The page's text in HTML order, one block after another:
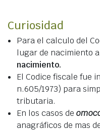
Curiosidad
Para el calculo del
lugar de nacimiento
nacimiento.
El Codice fiscale fue
n.605/1973) para
tributaria.
En los casos de
anagráficos de mas